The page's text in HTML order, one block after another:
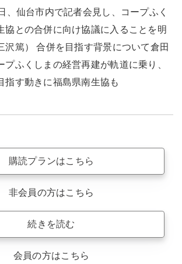
、仙台市内で記者会見し、コープふく
協との合併に向け協議に入ることを明
沢篤） 合併を目指す背景について倉田
プふくしまの経営再建が軌道に乗り、
指す動きに福島県南生協も
購読プランはこちら
非会員の方はこちら
続きを読む
会員の方はこちら